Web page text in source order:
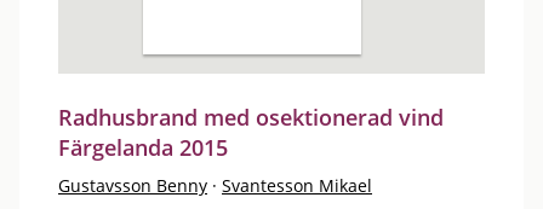
Radhusbrand med osektionerad vind
Färgelanda 2015
Gustavsson Benny · Svantesson Mikael